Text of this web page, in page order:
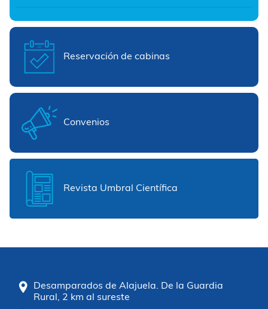
Reservación de cabinas
Convenios
Revista Umbral Científica
Desamparados de Alajuela. De la Guardia
Rural, 2 km al sureste